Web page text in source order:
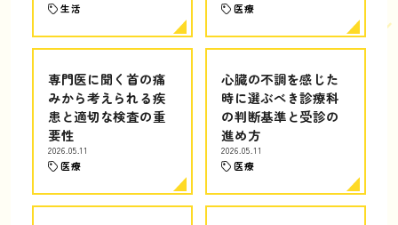
生活 医療
専門医に聞く首の痛
みから考えられる疾
患と適切な検査の重
要性
2026.05.11
医療
心臓の不調を感じた
時に選ぶべき診療科
の判断基準と受診の
進め方
2026.05.11
医療